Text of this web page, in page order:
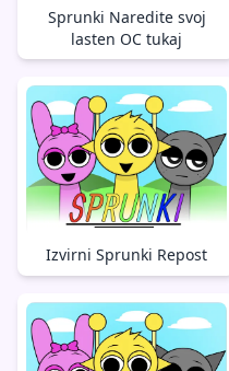
Sprunki Naredite svoj
lasten OC tukaj
Izvirni Sprunki Repost